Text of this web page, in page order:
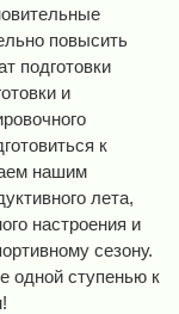
повысить
подготовки
и
к
нашим
лета,
настроения и
сезону.
одной ступенью к